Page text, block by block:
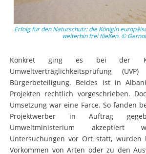
Erfolg für den Naturschutz: die Königin
weiterhin frei fließen. ©
Konkret ging es bei der
Umweltverträglichkeitsprüfung
Bürgerbeteiligung. Beides ist in
Projekten rechtlich vorgeschrieben.
Umsetzung war eine Farce. So fanden
Projektwerber in Auftrag
Umweltministerium akzeptiert
Untersuchungen vor Ort statt, wurden
Vorkommen von Arten oder zu den